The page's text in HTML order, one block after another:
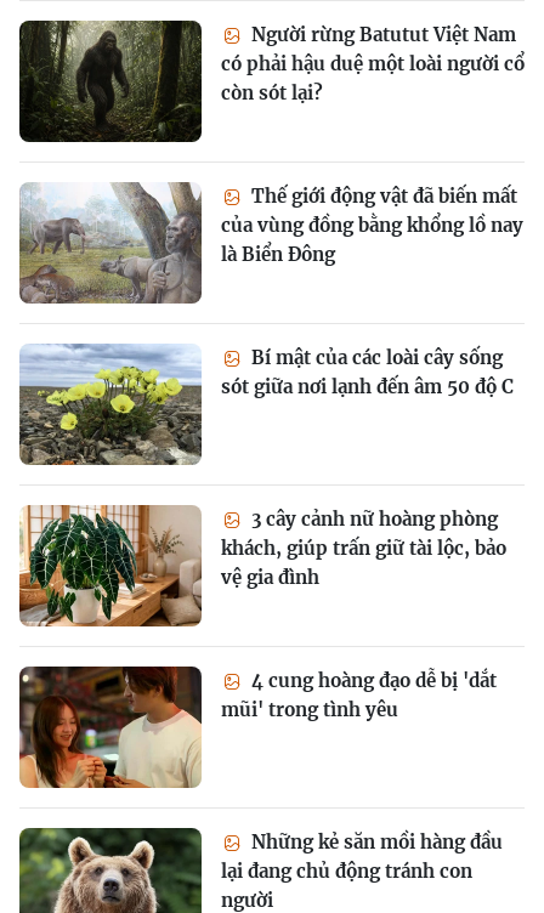
Người rừng Batutut Việt Nam
có phải hậu duệ một loài người cổ
còn sót lại?
Thế giới động vật đã biến mất
của vùng đồng bằng khổng lồ nay
là Biển Đông
Bí mật của các loài cây sống
sót giữa nơi lạnh đến âm 50 độ C
3 cây cảnh nữ hoàng phòng
khách, giúp trấn giữ tài lộc, bảo
vệ gia đình
4 cung hoàng đạo dễ bị 'dắt
mũi' trong tình yêu
Những kẻ săn mồi hàng đầu
lại đang chủ động tránh con
người